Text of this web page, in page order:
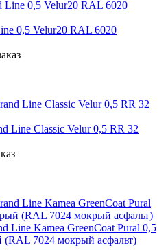
0,5 Velur20 RAL 6020
Line Classic Velur 0,5 RR 32
Line Kamea GreenCoat Pural 0,5
7024 мокрый асфальт)